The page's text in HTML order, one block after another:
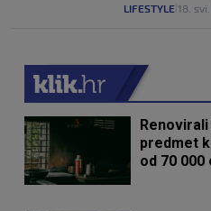
LIFESTYLE 18. svi.
predmet
od 70 000